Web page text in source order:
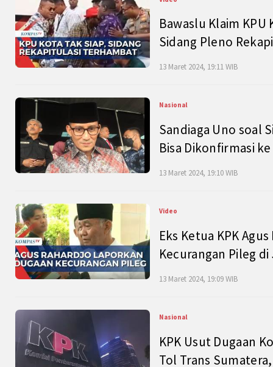
Bawaslu Klaim
Sidang Pleno
13 Maret 2024, 19:11 WIB
Nasional
Sandiaga Uno soal
Bisa Dikonfirmasi
13 Maret 2024, 19:10 WIB
Video
Eks Ketua KPK
Kecurangan Pileg
13 Maret 2024, 19:09 WIB
Nasional
KPK Usut Dugaan
Tol Trans